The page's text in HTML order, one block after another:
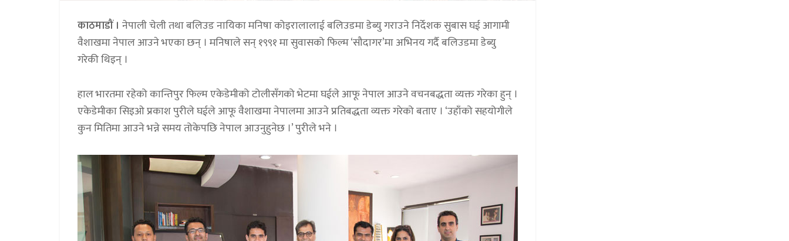
काठमाडौं । नेपाली चेली तथा बलिउड नायिका मनिषा कोइरालालाई बलिउडमा डेब्यु गराउने निर्देशक सुबास घई आगामी
वैशाखमा नेपाल आउने भएका छन् । मनिषाले सन् १९९१ मा सुवासको फिल्म ‘सौदागर’मा अभिनय गर्दै बलिउडमा डेब्यु
गरेकी थिइन् ।
हाल भारतमा रहेको कान्तिपुर फिल्म एकेडेमीको टोलीसँगको भेटमा घईले आफू नेपाल आउने वचनबद्धता व्यक्त गरेका हुन् ।
एकेडेमीका सिइओ प्रकाश पुरीले घईले आफू वैशाखमा नेपालमा आउने प्रतिबद्धता व्यक्त गरेको बताए । ‘उहाँको सहयोगीले
कुन मितिमा आउने भन्ने समय तोकेपछि नेपाल आउनुहुनेछ ।’ पुरीले भने ।